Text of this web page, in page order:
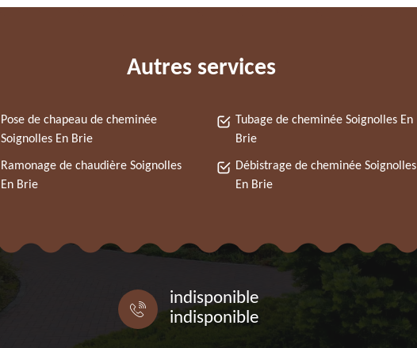
Autres services
Pose de chapeau de cheminée
Soignolles En Brie
Ramonage de chaudière Soignolles
En Brie
Tubage de cheminée Soignolles En
Brie
Débistrage de cheminée Soignolles
En Brie
indisponible
indisponible